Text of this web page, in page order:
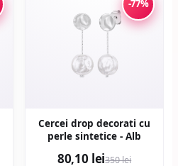
-77%
Cercei drop decorati cu
perle sintetice - Alb
80,10 lei350 lei